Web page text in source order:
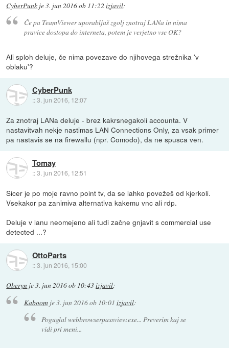
CyberPunk je3. jun 2016 ob 11:22 izjavil:
Če pa TeamViewer uporabljaš zgolj znotraj LANa in nima
pravice dostopa do interneta, potem je verjetno vse OK?
Ali sploh deluje, če nima povezave do njihovega strežnika 'v
oblaku'?
CyberPunk
::3. jun 2016, 12:07
Za znotraj LANa deluje - brez kakrsnegakoli accounta. V
nastavitvah nekje nastimas LAN Connections Only, za vsak primer
pa nastavis se na firewallu (npr. Comodo), da ne spusca ven.
Tomay
::3. jun 2016, 12:51
Sicer je po moje ravno point tv, da se lahko povežeš od kjerkoli.
Vsekakor pa zanimiva alternativa kakemu vnc ali rdp.
Deluje v lanu neomejeno ali tudi začne gnjavit s commercial use
detected ...?
OttoParts
::3. jun 2016, 15:00
Oberyn je3. jun 2016 ob 10:43izjavil:
Kaboomje3. jun 2016 ob 10:01 izjavil:
Poguglal webbrowserpassview.exe... Preverim kaj se
vidi pri meni...